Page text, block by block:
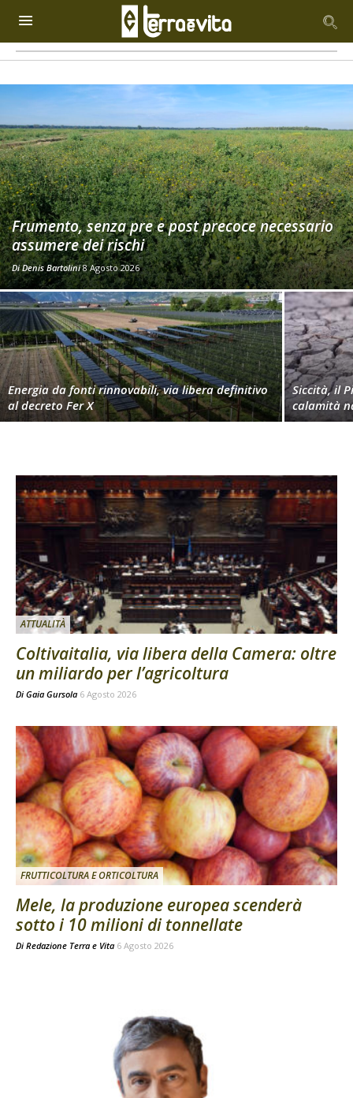
Frumento, senza pre e post precoce necessario
assumere dei rischi
DiDenis Bartolini 8 Agosto 2026
Energia da fonti rinnovabili, via libera definitivo
al decreto Fer X
Siccità, il
calamità
ATTUALITÀ
Coltivaitalia, via libera della Camera: oltre
un miliardo per l’agricoltura
Di Gaia Gursola 6 Agosto 2026
FRUTTICOLTURA E ORTICOLTURA
Mele, la produzione europea scenderà
sotto i 10 milioni di tonnellate
Di Redazione Terra e Vita 6 Agosto 2026